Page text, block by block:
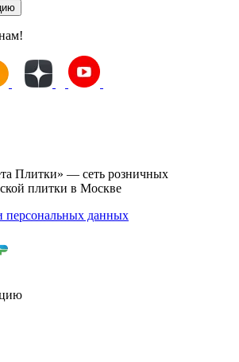
Плитки» — сеть розничных
плитки в Москве
персональных данных